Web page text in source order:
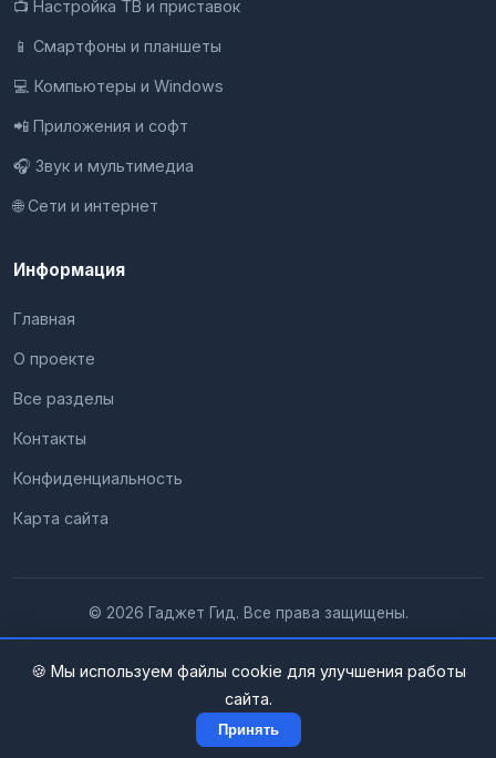
📺 Настройка ТВ и приставок
📱 Смартфоны и планшеты
💻 Компьютеры и Windows
📲 Приложения и софт
🎧 Звук и мультимедиа
🌐 Сети и интернет
Информация
Главная
О проекте
Все разделы
Контакты
Конфиденциальность
Карта сайта
© 2026 Гаджет Гид. Все права защищены.
🍪 Мы используем файлы cookie для улучшения работы
сайта.
Принять